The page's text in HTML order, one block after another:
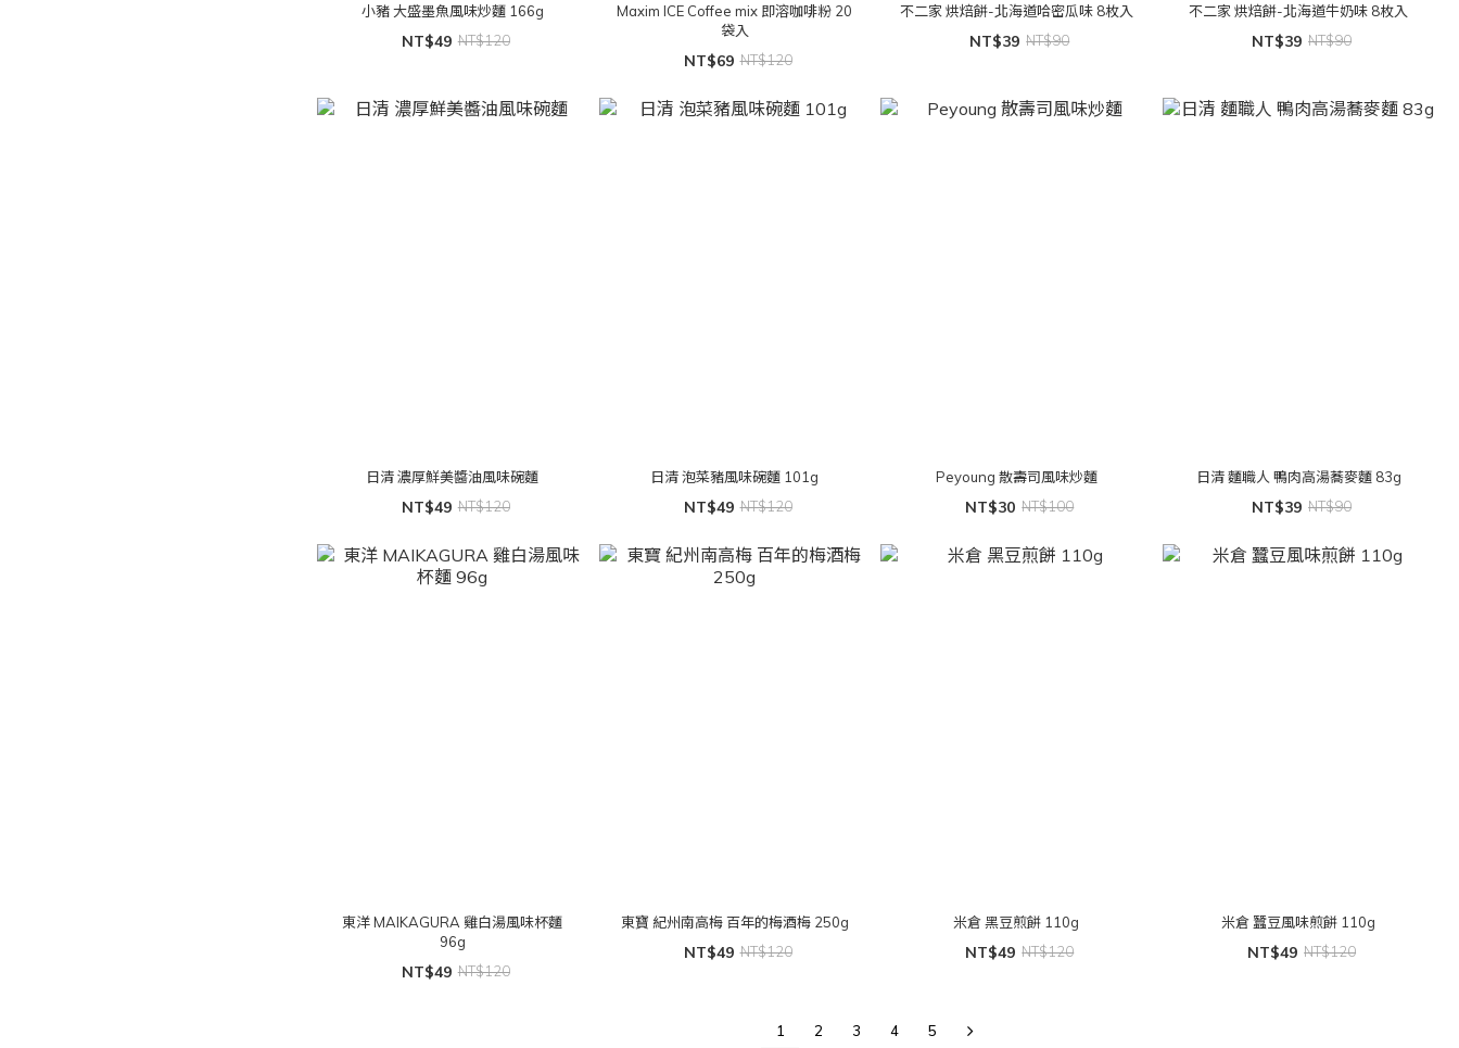
小豬 大盛墨魚風味炒麵 166g
NT$49 NT$120
Maxim ICE Coffee mix 即溶咖啡粉 20
袋入
NT$69 NT$120
不二家 烘焙餅-北海道哈密瓜味 8枚入
NT$39 NT$90
不二家 烘焙餅-北海道牛奶味 8枚入
NT$39 NT$90
日清 濃厚鮮美醬油風味碗麵
NT$49 NT$120
日清 泡菜豬風味碗麵 101g
NT$49 NT$120
Peyoung 散壽司風味炒麵
NT$30 NT$100
日清 麵職人 鴨肉高湯蕎麥麵 83g
NT$39 NT$90
東洋 MAIKAGURA 雞白湯風味杯麵
96g
NT$49 NT$120
東寶 紀州南高梅 百年的梅酒梅 250g
NT$49 NT$120
米倉 黑豆煎餅 110g
NT$49 NT$120
米倉 蠶豆風味煎餅 110g
NT$49 NT$120
1 2 3 4 5